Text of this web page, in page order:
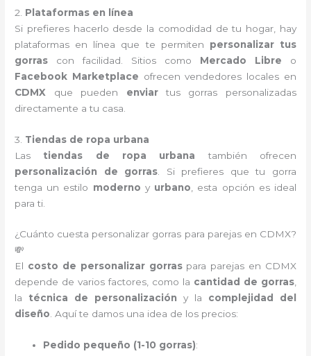
2. Plataformas en línea
Si prefieres hacerlo desde la comodidad de tu hogar, hay
plataformas en línea que te permiten personalizar tus
gorras con facilidad. Sitios como Mercado Libre o
Facebook Marketplace ofrecen vendedores locales en
CDMX que pueden enviartus gorras personalizadas
directamente a tu casa.
3. Tiendas de ropa urbana
Las tiendas de ropa urbana también ofrecen
personalización de gorras . Si prefieres que tu gorra
tenga un estilo moderno y urbano , esta opción es ideal
para ti.
¿Cuánto cuesta personalizar gorras para parejas en CDMX?
💸
El costo de personalizar gorraspara parejas en CDMX
depende de varios factores, como la cantidad de gorras,
la técnica de personalización y la complejidad del
diseño. Aquí te damos una idea de los precios:
Pedido pequeño (1-10 gorras):